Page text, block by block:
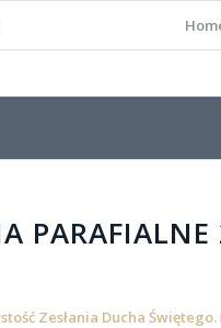
Zesłania Ducha Świętego.